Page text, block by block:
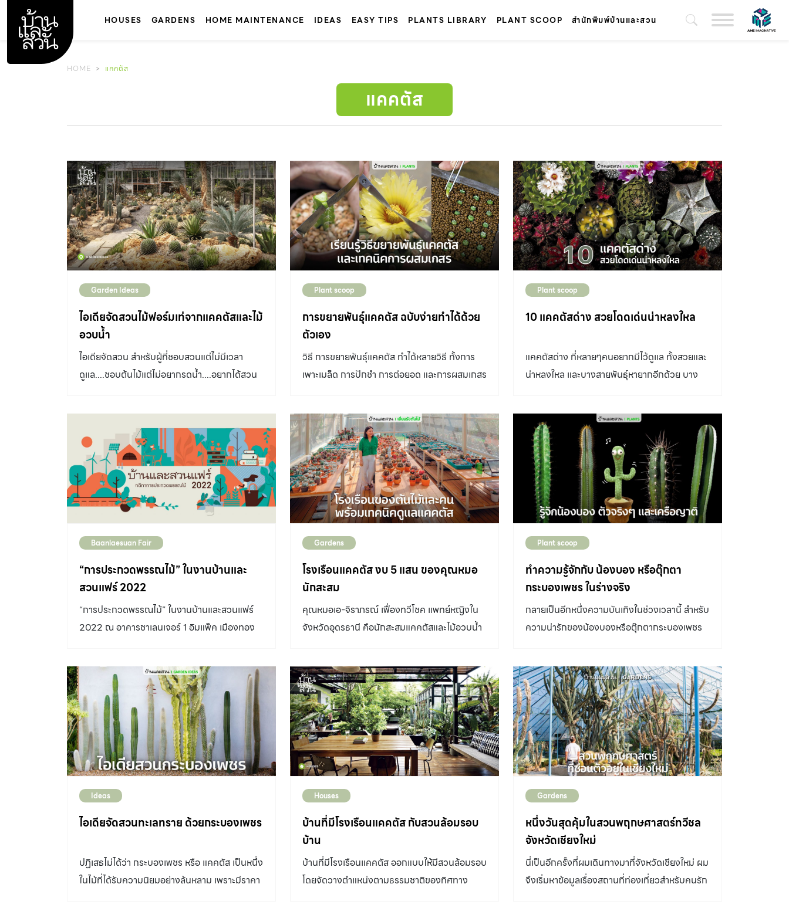
content
HOUSES GARDENS HOME MAINTENANCE IDEAS EASY TIPS PLANTS LIBRARY PLANT SCOOP สำนักพิมพ์บ้านและสวน
HOME แคคตัส
แคคตัส
Garden Ideas
ไอเดียจัดสวนไม้ฟอร์มเท่จากแคคตัสและไม้
อวบน้ำ
ไอเดียจัดสวน สำหรับผู้ที่ชอบสวนแต่ไม่มีเวลา
ดูแล....ชอบต้นไม้แต่ไม่อยากรดน้ำ....อยากได้สวน
Plant scoop
การขยายพันธุ์แคคตัส ฉบับง่ายทำได้ด้วย
ตัวเอง
วิธี การขยายพันธุ์แคคตัส ทำได้หลายวิธี ทั้งการ
เพาะเมล็ด การปักชำ การต่อยอด และการผสมเกสร
Plant scoop
10 แคคตัสด่าง สวยโดดเด่นน่าหลงใหล
แคคตัสด่าง ที่หลายๆคนอยากมีไว้ดูแล ทั้งสวยและ
น่าหลงใหล และบางสายพันธุ์หายากอีกด้วย บาง
Baanlaesuan Fair
“การประกวดพรรณไม้” ในงานบ้านและ
สวนแฟร์ 2022
“การประกวดพรรณไม้” ในงานบ้านและสวนแฟร์
2022 ณ อาคารชาเลนเจอร์ 1 อิมแพ็ค เมืองทอง
กำหนดการ สอบถามรายละเอียดเพิ่มเติม
Gardens
โรงเรือนแคคตัส งบ 5 แสน ของคุณหมอ
นักสะสม
คุณหมอเอ-จิราภรณ์ เฟื่องทวีโชค แพทย์หญิงใน
จังหวัดอุดรธานี คือนักสะสมแคคตัสและไม้อวบน้ำ
เท่านั้น โดยมีจุดเริ่มต้นจากแคคตัสหนึ่งถาดที่วาง
ทิ้งในโรงเรือนที่แทบไม่ได้ใช้งาน จนกลายมาเป็น
งานอดิเรกแสนรักที่ปลุกความสนุกในการทดลอง
อะไรใหม่ ๆ พร้อมกับโรงเรือนที่ตั้งใจออกแบบมา
เพื่อให้คนได้ใช้เวลาอยู่ร่วมกับต้นไม้ได้อย่างสะดวก
สบาย เริ่มต้นจากแค่อยากมีโรงเรือน แรกเริ่มเดิมที
คุณหมอเอเป็นเพียงคนที่ชื่นชอบ การแต่งบ้านและ
อยากมีบ้านในฝันสไตล์อเมริกันคันทรี ในที่สุดก็เริ่ม
วางผังและออกแบบบ้านหลังใหม่ขึ้นองค์ประกอบ
หนึ่งที่ขาดไม่ได้ คือโรงเรือนเพาะชำต้นไม้ที่เธอมอง
ว่าในวันหนึ่งอาจใช้เป็นพื้นที่ทำกิจกรรมในวัย
เกษียณ เช่น ปลูกต้นไม้ ทว่าต้นไม้ส่วนใหญ่ใน
Plant scoop
ทำความรู้จักกับ น้องบอง หรือตุ๊กตา
กระบองเพชร ในร่างจริง
กลายเป็นอีกหนึ่งความบันเทิงในช่วงเวลานี้ สำหรับ
ความน่ารักของน้องบองหรือตุ๊กตากระบองเพชร
อย่างสนุกสนานจนกลายเป็นไวรัลในโลกโซเชียล
เพียงชั่วข้ามคืน บ้านและสวนจึงขอหยิบเอาลักษณะ
ความน่ารักของตัวน้องบองมาลองจินตนาการดูว่า
หากเจ้ากระบอกเพชรตัวนี้มีตัวตนอยู่จริงแล้ว น่า
จะมีร่างจริงเหมือนกระบองเพชรหรือแคคตัสชนิด
ใดได้บ้าง? กระบองเพชร สกุลเทอโรแคคตัส
Pterocactus ลักษณะทั่วไปมีรากเป็นโขดไว้สะสม
อาหารอยู่ใต้ดิน ลำต้นเป็นกิ่งยาวทรงรีหรือเป็นตุ้ม
กลมสั้น ปกคลุมด้วยหนามเล็กๆ กระจุกเป็นกลุ่ม
หรือแผ่ไปรอบๆ แบบไม่เป็นระเบียบ ดอกใหญ่ออกที่
ปลายกิ่ง แต่ละชนิดพันธุ์มีดอกสีสันต่างกัน พบใน
ภาคตะวันตกและตอนใต้ของประเทศอาร์เจนตินา
ตั้งแต่ความสูง 0-3,050 เมตรเหนือระดับน้ำทะเล
Ideas
ไอเดียจัดสวนทะเลทราย ด้วยกระบองเพชร
ปฏิเสธไม่ได้ว่า กระบองเพชร หรือ แคคตัส เป็นหนึ่ง
ในไม้ที่ได้รับความนิยมอย่างล้นหลาม เพราะมีราคา
Houses
บ้านที่มีโรงเรือนแคคตัส กับสวนล้อมรอบ
บ้าน
บ้านที่มีโรงเรือนแคคตัส ออกแบบให้มีสวนล้อมรอบ
โดยจัดวางตำแหน่งตามธรรมชาติของทิศทาง
Gardens
หนึ่งวันสุดคุ้มในสวนพฤกษศาสตร์ทวีชล
จังหวัดเชียงใหม่
นี่เป็นอีกครั้งที่ผมเดินทางมาที่จังหวัดเชียงใหม่ ผม
จึงเริ่มหาข้อมูลเรื่องสถานที่ท่องเที่ยวสำหรับคนรัก